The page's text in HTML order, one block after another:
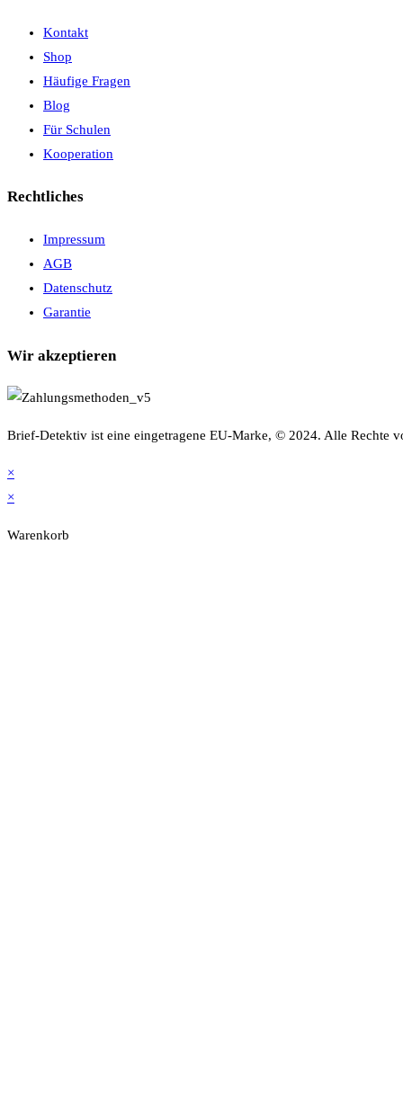
Kontakt
Shop
Häufige Fragen
Blog
Für Schulen
Kooperation
Rechtliches
Impressum
AGB
Datenschutz
Garantie
Wir akzeptieren
Brief-Detektiv ist eine eingetragene EU-Marke, © 2024. Alle Rechte
×
×
Warenkorb